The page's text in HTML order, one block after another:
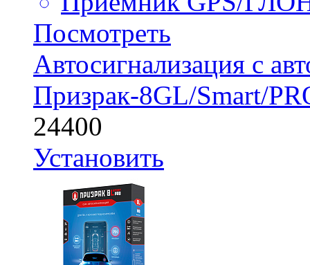
Посмотреть
Автосигнализация с
Призрак-8GL/Smart/
24400
Установить